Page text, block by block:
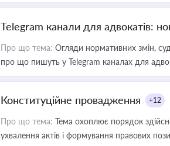
Telegram канали для адвокатів:
Про що тема: Огляди нормативних змін,
про що пишуть у Telegram каналах для
Конституційне провадження +12
Про що тема: Тема охоплює порядок
ухвалення актів і формування правових